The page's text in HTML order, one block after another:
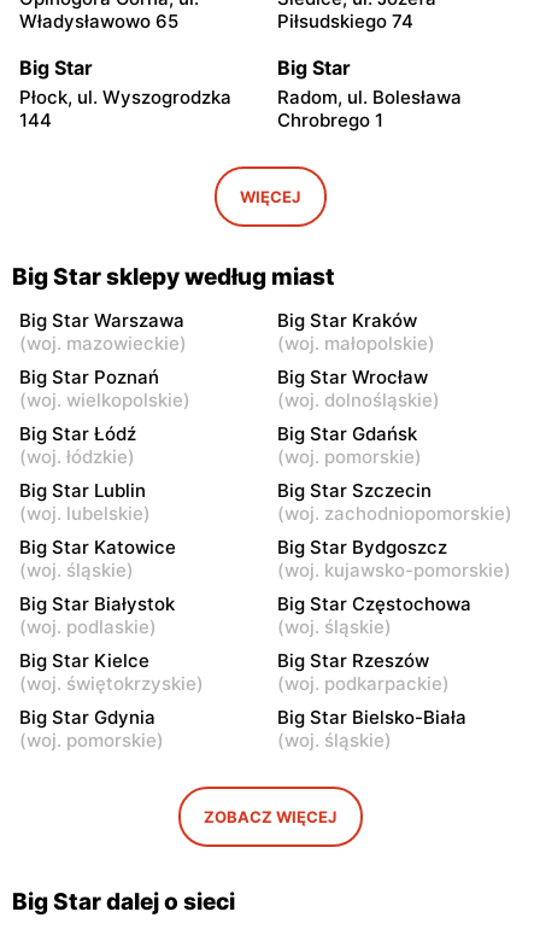
Władysławowo 65
Piłsudskiego 74
Big Star
Płock, ul. Wyszogrodzka
144
Big Star
Radom, ul. Bolesława
Chrobrego 1
Grzecznarowskiego 28
Big Star
Płock, ul. Tysiąclecia 2a
Big Star
Tomaszów Mazowiecki, ul.
Warszawska 1
Big Star
Wojciecha 13
Big Star
Kutno, ul. Kościuszki 73
Big Star
Puławy, ul. Lubelska 2
Big Star
Łódź al. Marsz. Józefa
Piłsudskiego 15/23
Big Star
Łódź, ul. Jana Karskiego 5
Big Star
Rzgów, ul. Żeromskiego 8
Big Star
Łódź, ul. Pabianicka 245
Big Star
Łomża, ul. Zawadzka 38
Big Star
Piotrków Trybunalski, ul.
Juliusza Słowackiego 123
Big Star
Starachowice, ul. Ks.
Big Star
Włocławek, ul. Jana
ul. Adama Mickiewicza 30
Big Star
WIĘCEJ
Big Star sklepy według miast
Big Star Warszawa
(woj. mazowieckie)
Big Star Kraków
(woj. małopolskie)
Big Star Poznań
(woj. wielkopolskie)
Big Star Wrocław
(woj. dolnośląskie)
Big Star Łódź
(woj. łódzkie)
Big Star Gdańsk
(woj. pomorskie)
Big Star Lublin
(woj. lubelskie)
Big Star Szczecin
(woj. zachodniopomorskie)
Big Star Katowice
(woj. śląskie)
Big Star Bydgoszcz
(woj. kujawsko-pomorskie)
Big Star Białystok
(woj. podlaskie)
Big Star Częstochowa
(woj. śląskie)
Big Star Kielce
(woj. świętokrzyskie)
Big Star Rzeszów
(woj. podkarpackie)
Big Star Gdynia
(woj. pomorskie)
Big Star Bielsko-Biała
(woj. śląskie)
ZOBACZ WIĘCEJ
Big Star dalej o sieci